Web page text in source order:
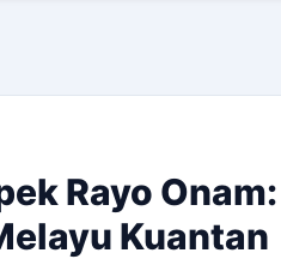
Rayo Onam:
Kuantan